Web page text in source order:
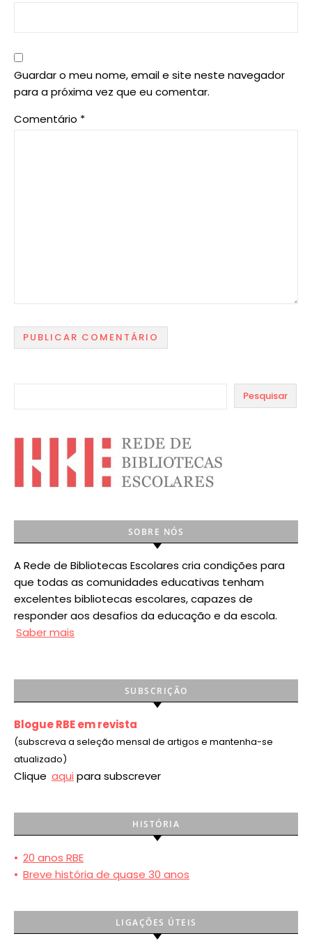
Guardar o meu nome, email e site neste navegador
para a próxima vez que eu comentar.
Comentário *
Pesquisar
SOBRE NÓS
A Rede de Bibliotecas Escolares cria condições para
que todas as comunidades educativas tenham
excelentes bibliotecas escolares, capazes de
responder aos desafios da educação e da escola.
Saber mais
SUBSCRIÇÃO
Blogue RBE em revista
(subscreva a seleção mensal de artigos e mantenha-se
atualizado)
Clique aqui para subscrever
HISTÓRIA
• 20 anos RBE
• Breve história de quase 30 anos
LIGAÇÕES ÚTEIS